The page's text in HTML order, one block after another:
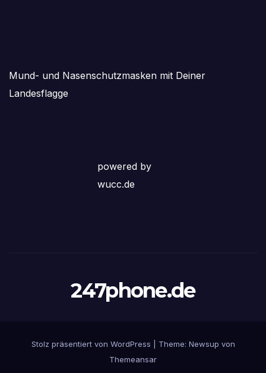
Mund- und Nasenschutzmasken mit Deiner
Landesflagge
powered by
wucc.de
247phone.de
Stolz präsentiert von WordPress Theme: Newsup von
Themeansar